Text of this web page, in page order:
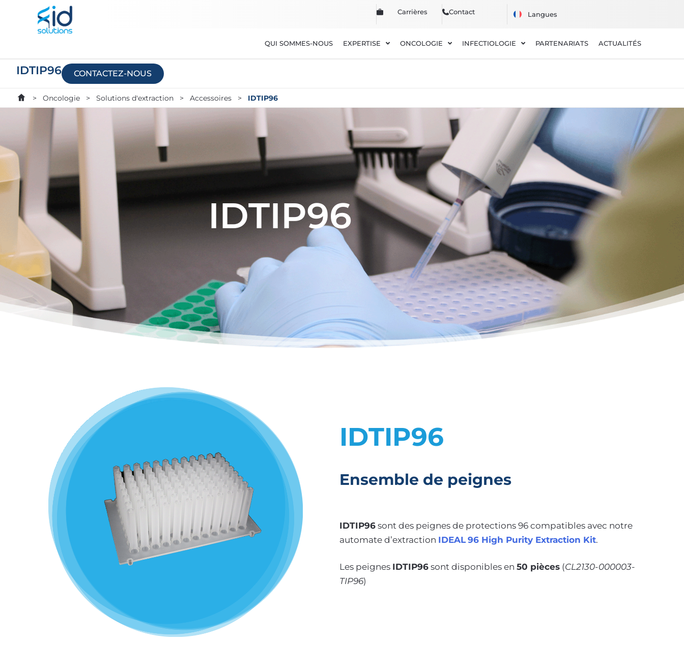
Carrières Contact
QUI SOMMES-NOUS EXPERTISE ONCOLOGIE INFECTIOLOGIE PARTENARIATS ACTUALITÉS
IDTIP96 CONTACTEZ-NOUS
> Oncologie > Solutions d'extraction > Accessoires > IDTIP96
IDTIP96
IDTIP96
Ensemble de peignes
IDTIP96 sont des peignes de protections 96 compatibles avec notre
automate d’extraction IDEAL 96 High Purity Extraction Kit.
Les peignes IDTIP96 sont disponibles en 50 pièces (CL2130-000003-
TIP96)